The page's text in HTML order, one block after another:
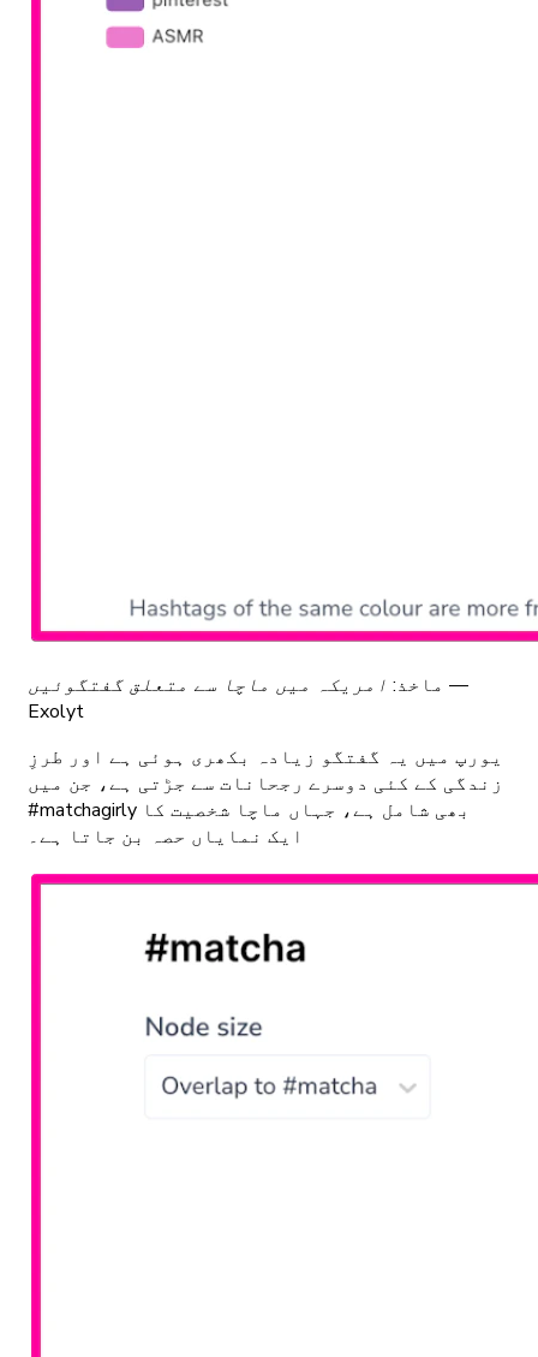
ماخذ: امریکہ میں ماچا سے متعلق گفتگوئیں —
Exolyt
یورپ میں یہ گفتگو زیادہ بکھری ہوئی ہے اور طرزِ
زندگی کے کئی دوسرے رجحانات سے جڑتی ہے، جن میں
#matchagirly بھی شامل ہے، جہاں ماچا شخصیت کا
ایک نمایاں حصہ بن جاتا ہے۔